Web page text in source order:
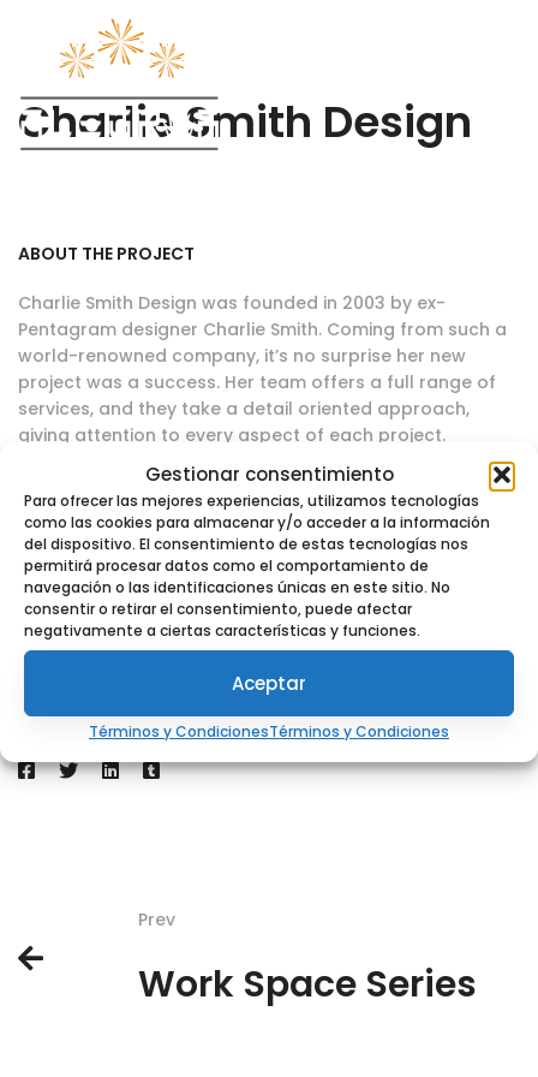
Gestionar consentimiento
Para ofrecer las mejores experiencias, utilizamos tecnologías
como las cookies para almacenar y/o acceder a la información
del dispositivo. El consentimiento de estas tecnologías nos
permitirá procesar datos como el comportamiento de
navegación o las identificaciones únicas en este sitio. No
consentir o retirar el consentimiento, puede afectar
negativamente a ciertas características y funciones.
Aceptar
Términos y CondicionesTérminos y Condiciones
Charlie Smith Design
ABOUT THE PROJECT
Charlie Smith Design was founded in 2003 by ex-
Pentagram designer Charlie Smith. Coming from such a
world-renowned company, it’s no surprise her new
project was a success. Her team offers a full range of
services, and they take a detail oriented approach,
giving attention to every aspect of each project.
(Source: 99designs.com)
CATEGORIES
Design
SHARE
Prev
Work Space Series